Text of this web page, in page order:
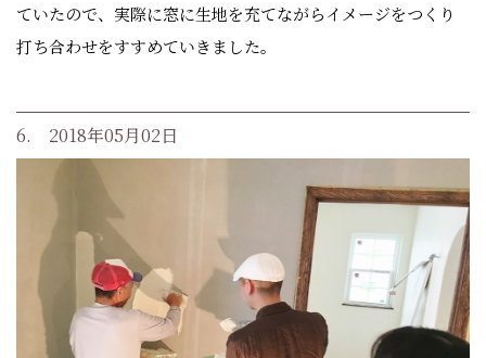
ていたので、実際に窓に生地を充てながらイメージをつくり
打ち合わせをすすめていきました。
6. 2018年05月02日